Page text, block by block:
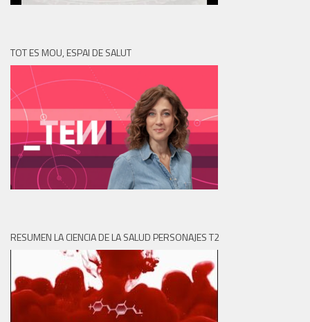
TOT ES MOU, ESPAI DE SALUT
RESUMEN LA CIENCIA DE LA SALUD PERSONAJES T2